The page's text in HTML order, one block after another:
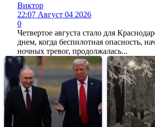
Виктор
22:07 Август 04 2026
0
Четвертое августа стало для
днем, когда беспилотная опасность,
ночных тревог, продолжалась...